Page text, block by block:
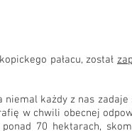
pałacu, został
niemal każdy z nas
w chwili obecnej
70 hektarach,